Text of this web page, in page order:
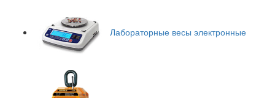
Лабораторные весы электронные